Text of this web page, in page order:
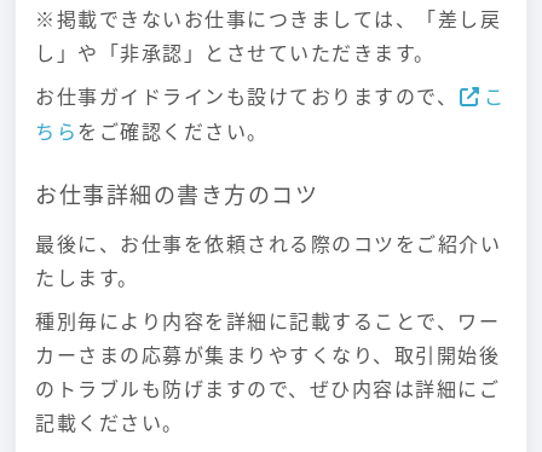
※掲載できないお仕事につきましては、「差し戻
し」や「非承認」とさせていただきます。
お仕事ガイドラインも設けておりますので、
こ
ちらをご確認ください。
お仕事詳細の書き方のコツ
最後に、お仕事を依頼される際のコツをご紹介い
たします。
種別毎により内容を詳細に記載することで、ワー
カーさまの応募が集まりやすくなり、取引開始後
のトラブルも防げますので、ぜひ内容は詳細にご
記載ください。